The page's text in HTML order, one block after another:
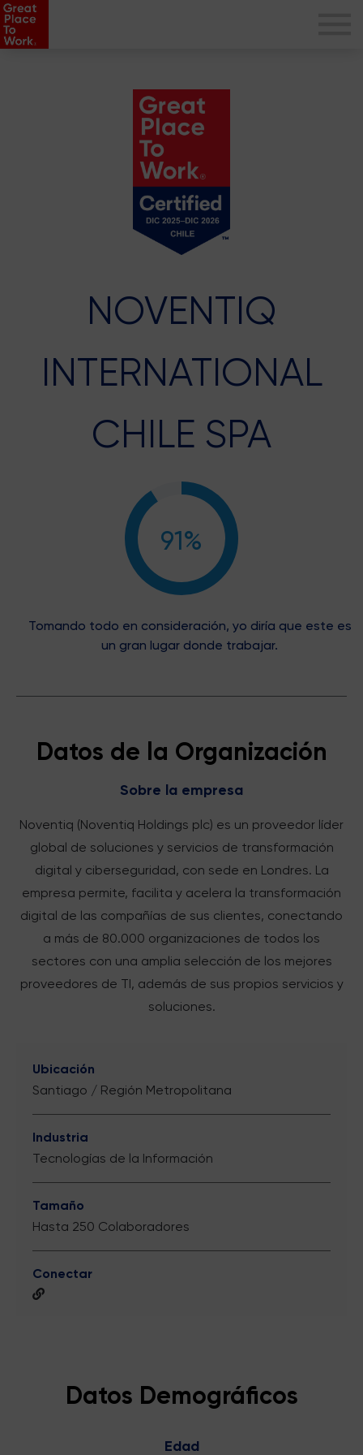
NOVENTIQ
INTERNATIONAL
CHILE SPA
91%
Tomando todo en consideración, yo diría que este es
un gran lugar donde trabajar.
Datos de la Organización
Sobre la empresa
Noventiq (Noventiq Holdings plc) es un proveedor líder
global de soluciones y servicios de transformación
digital y ciberseguridad, con sede en Londres. La
empresa permite, facilita y acelera la transformación
digital de las compañías de sus clientes, conectando
a más de 80.000 organizaciones de todos los
sectores con una amplia selección de los mejores
proveedores de TI, además de sus propios servicios y
soluciones.
Ubicación
Santiago / Región Metropolitana
Industria
Tecnologías de la Información
Tamaño
Hasta 250 Colaboradores
Conectar
Datos Demográficos
Edad